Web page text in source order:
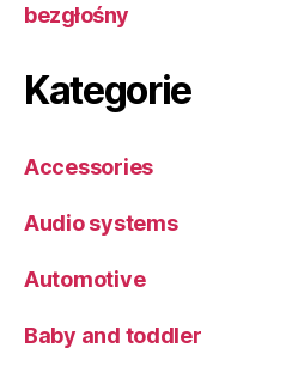
bezgłośny
Kategorie
Accessories
Audio systems
Automotive
Baby and toddler